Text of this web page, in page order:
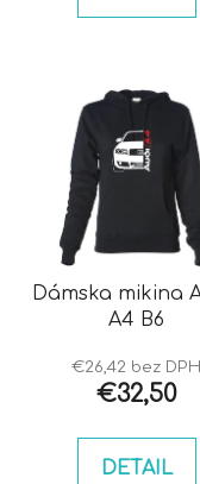
Dámska mikina AUDI
A4 B6
€26,42 bez DPH
€32,50
DETAIL